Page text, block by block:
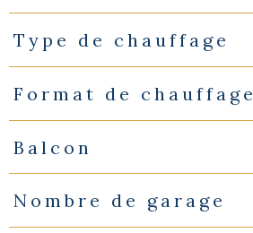
Type de chauffage
Format de chauffage
Balcon
Nombre de garage